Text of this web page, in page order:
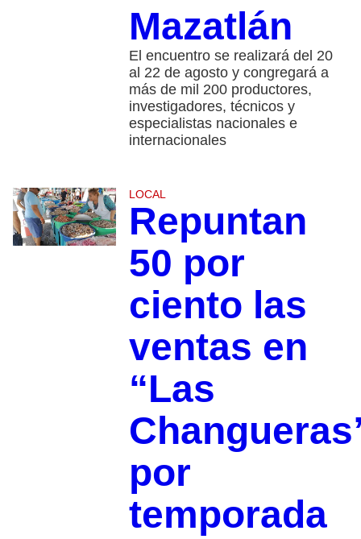
Mazatlán
El encuentro se realizará del 20
al 22 de agosto y congregará a
más de mil 200 productores,
investigadores, técnicos y
especialistas nacionales e
internacionales
LOCAL
Repuntan
50 por
ciento las
ventas en
“Las
por
temporada